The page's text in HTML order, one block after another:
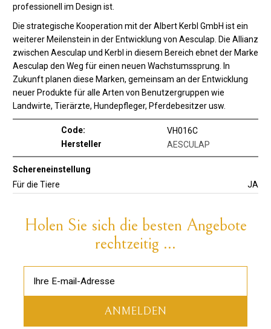
professionell im Design ist.
Die strategische Kooperation mit der Albert Kerbl GmbH ist ein
weiterer Meilenstein in der Entwicklung von Aesculap. Die Allianz
zwischen Aesculap und Kerbl in diesem Bereich ebnet der Marke
Aesculap den Weg für einen neuen Wachstumssprung. In
Zukunft planen diese Marken, gemeinsam an der Entwicklung
neuer Produkte für alle Arten von Benutzergruppen wie
Landwirte, Tierärzte, Hundepfleger, Pferdebesitzer usw.
Code:
VH016C
Hersteller
AESCULAP
Schereneinstellung
Für die Tiere
JA
Holen Sie sich die besten Angebote
rechtzeitig ...